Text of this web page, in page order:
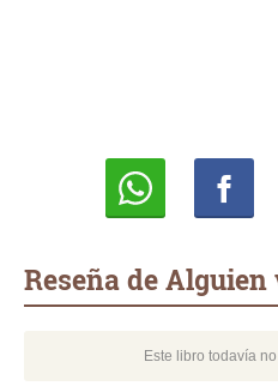
Reseña de
Este libro todavía